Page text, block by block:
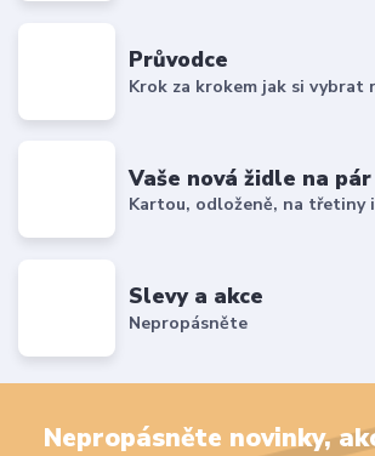
Průvodce
Krok za krokem jak si vybrat
Vaše nová židle na
Kartou, odloženě, na třetiny
Slevy a akce
Nepropásněte
Nepropásněte novinky,